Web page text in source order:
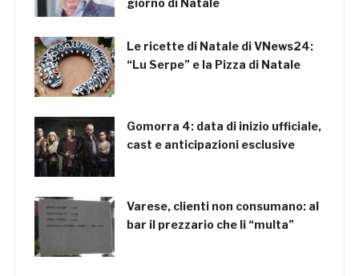
giorno di Natale
Le ricette di Natale di VNews24:
“Lu Serpe” e la Pizza di Natale
Gomorra 4: data di inizio ufficiale,
cast e anticipazioni esclusive
Varese, clienti non consumano: al
bar il prezzario che li “multa”